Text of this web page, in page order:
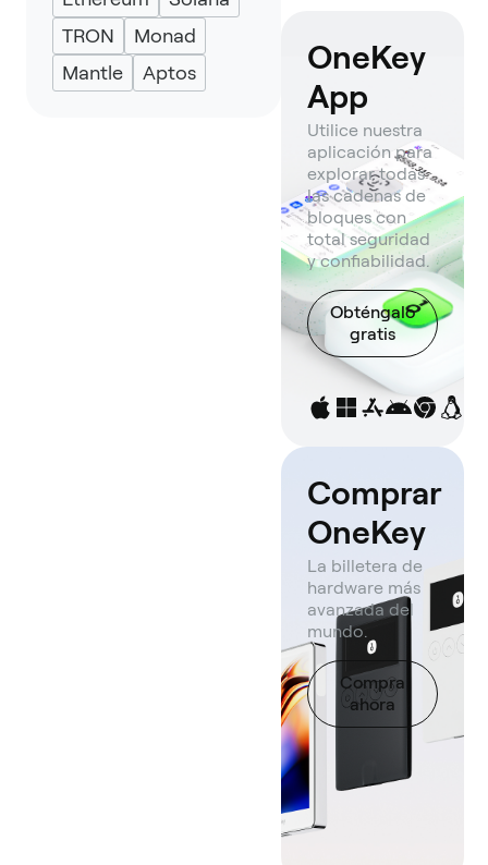
TRON
Monad
Mantle
Aptos
OneKey
App
Utilice nuestra
aplicación para
explorar todas
las cadenas de
bloques con
total seguridad
y confiabilidad.
Obténgalo
gratis
Comprar
OneKey
La billetera de
hardware más
avanzada del
mundo.
Compra
ahora